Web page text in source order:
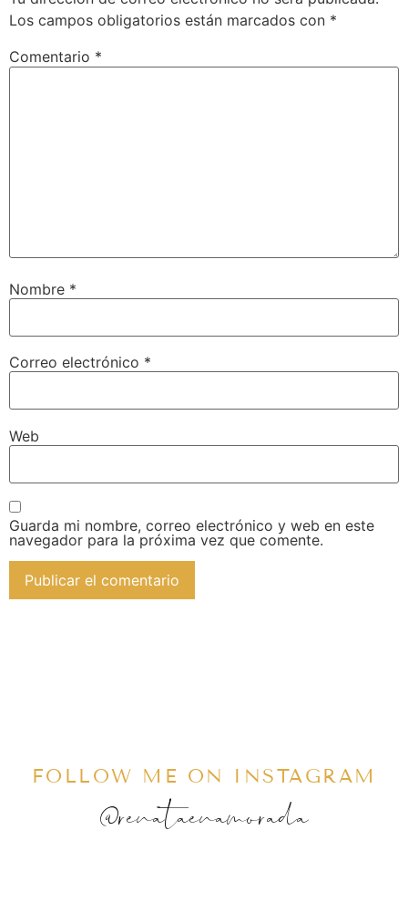
Los campos obligatorios están marcados con *
Comentario *
Nombre *
Correo electrónico *
Web
Guarda mi nombre, correo electrónico y web en este
navegador para la próxima vez que comente.
FOLLOW ME ON INSTAGRAM
@renataenamorada